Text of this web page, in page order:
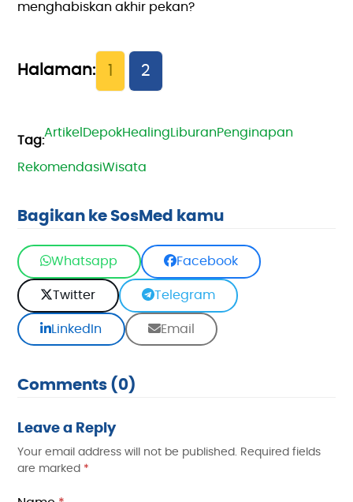
menghabiskan akhir pekan?
2
Artikel DepokHealing LiburanPenginapan
RekomendasiWisata
Bagikan ke SosMed kamu
Whatsapp Facebook
Twitter Telegram
LinkedIn Email
Comments (0)
Leave a Reply
Your email address will not be published. Required fields
are marked *